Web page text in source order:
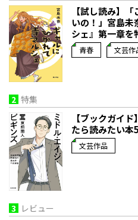
【試し読み】
いの！」宮島
シェ』第一章を
青春 文芸作
2 特集
【ブックガイ
たら読みたい本
文芸作品
3 レビュー